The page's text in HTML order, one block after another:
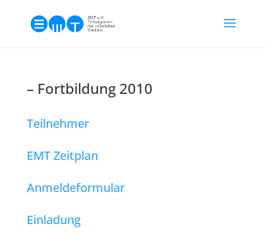
– Fortbildung 2010
Teilnehmer
EMT Zeitplan
Anmeldeformular
Einladung